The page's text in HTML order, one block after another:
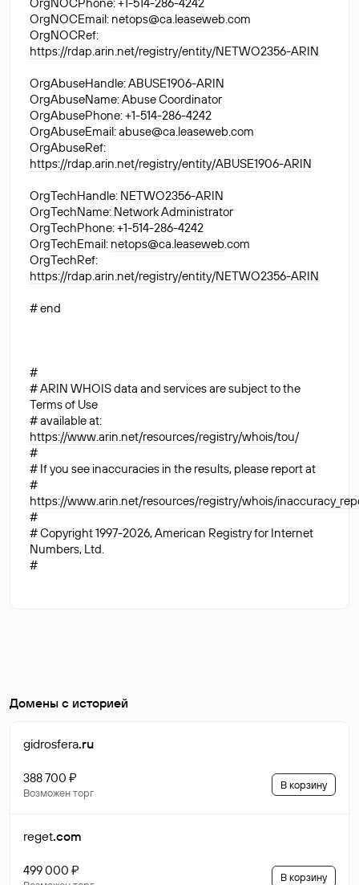
OrgNOCEmail: netops@ca.leaseweb.com
OrgNOCRef:
https://rdap.arin.net/registry/entity/NETWO2356-ARIN
OrgAbuseHandle: ABUSE1906-ARIN
OrgAbuseName: Abuse Coordinator
OrgAbusePhone: +1-514-286-4242
OrgAbuseEmail:abuse@ca.leaseweb.com
OrgAbuseRef:
https://rdap.arin.net/registry/entity/ABUSE1906-ARIN
OrgTechHandle: NETWO2356-ARIN
OrgTechName: Network Administrator
OrgTechPhone: +1-514-286-4242
OrgTechEmail: netops@ca.leaseweb.com
OrgTechRef:
https://rdap.arin.net/registry/entity/NETWO2356-ARIN
# end
#
# ARIN WHOIS data and services are subject to the
Terms of Use
# available at:
https://www.arin.net/resources/registry/whois/tou/
#
# If you see inaccuracies in the results, please report at
#
https://www.arin.net/resources/registry/whois/
#
# Copyright 1997-2026, American Registry for Internet
Numbers, Ltd.
#
Домены с историей
gidrosfera.ru
388 700 ₽
Возможен торг
В корзину
reget.com
499 000 ₽ В корзину